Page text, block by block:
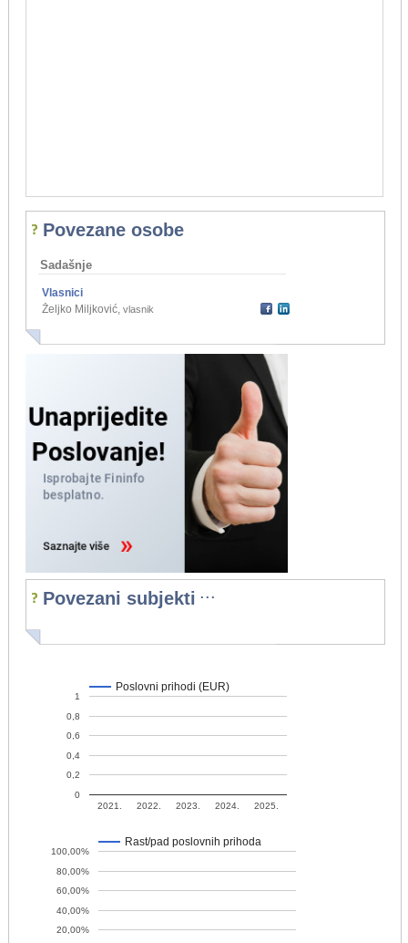
Povezane osobe
Sadašnje
Vlasnici
Željko Miljković, vlasnik
Povezani subjekti ...
Poslovni prihodi (EUR)
2021. 2022. 2023. 2024. 2025.
0
0,2
0,4
0,6
0,8
1
Rast/pad poslovnih prihoda
20,00%
40,00%
60,00%
80,00%
100,00%